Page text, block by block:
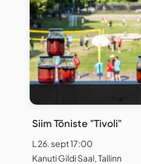
Siim Tõniste "Tivoli"
L 26. sept 17:00
Kanuti Gildi Saal, Tallinn